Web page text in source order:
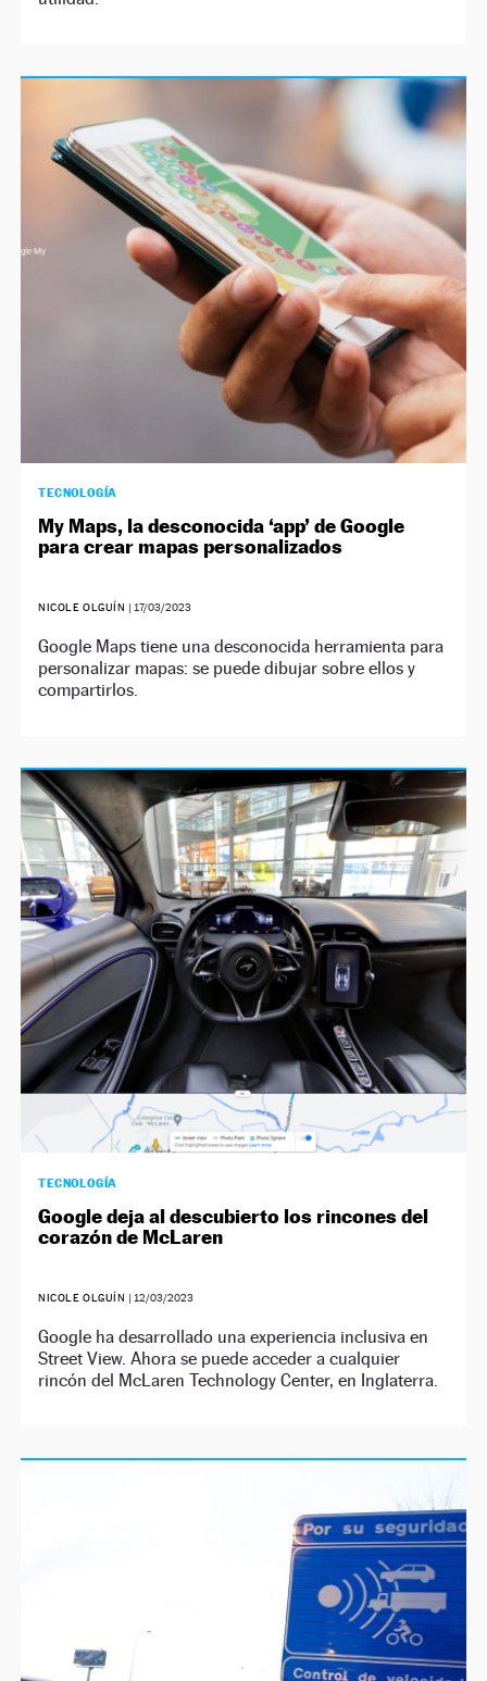
TECNOLOGÍA
My Maps, la desconocida ‘app’ de Google
para crear mapas personalizados
NICOLE OLGUÍN | 17/03/2023
Google Maps tiene una desconocida herramienta para
personalizar mapas: se puede dibujar sobre ellos y
compartirlos.
TECNOLOGÍA
Google deja al descubierto los rincones del
corazón de McLaren
NICOLE OLGUÍN | 12/03/2023
Google ha desarrollado una experiencia inclusiva en
Street View. Ahora se puede acceder a cualquier
rincón del McLaren Technology Center, en Inglaterra.